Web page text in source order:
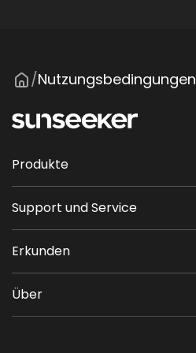
/Nutzungsbedingungen
Produkte
Support und Service
Erkunden
Über